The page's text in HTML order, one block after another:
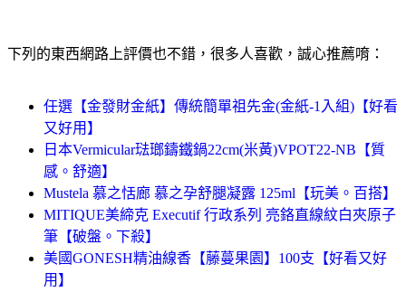
下列的東西網路上評價也不錯，很多人喜歡，誠心推薦唷：
任選【金發財金紙】傳統簡單祖先金(金紙-1入組)【好看
又好用】
日本Vermicular琺瑯鑄鐵鍋22cm(米黃)VPOT22-NB【質
感。舒適】
Mustela 慕之恬廊 慕之孕舒腿凝露 125ml【玩美。百搭】
MITIQUE美締克 Executif 行政系列 亮鉻直線紋白夾原子
筆【破盤。下殺】
美國GONESH精油線香【藤蔓果園】100支【好看又好
用】